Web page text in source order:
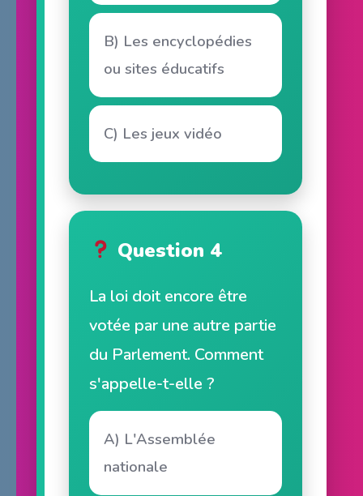
B) Les encyclopédies
ou sites éducatifs
C) Les jeux vidéo
Question 4
La loi doit encore être
votée par une autre partie
du Parlement. Comment
s'appelle-t-elle ?
A) L'Assemblée
nationale